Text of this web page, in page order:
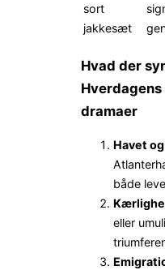
sort
jakkesæt
Hvad der
Hverdagens
dramaer
Havet
både
eller